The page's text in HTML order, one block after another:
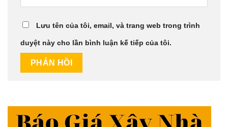
Lưu tên của tôi, email, và trang web trong trình
duyệt này cho lần bình luận kế tiếp của tôi.